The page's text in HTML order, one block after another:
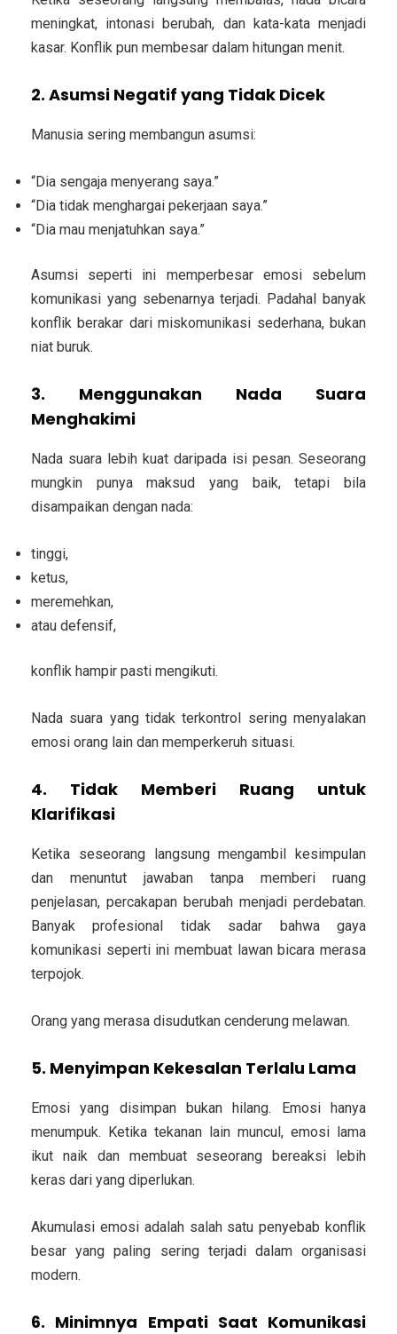
meningkat, intonasi berubah, dan kata-kata menjadi
kasar. Konflik pun membesar dalam hitungan menit.
2. Asumsi Negatif yang Tidak Dicek
Manusia sering membangun asumsi:
“Dia sengaja menyerang saya.”
“Dia tidak menghargai pekerjaan saya.”
“Dia mau menjatuhkan saya.”
Asumsi seperti ini memperbesar emosi sebelum
komunikasi yang sebenarnya terjadi. Padahal banyak
konflik berakar dari miskomunikasi sederhana, bukan
niat buruk.
3. Menggunakan Nada Suara
Menghakimi
Nada suara lebih kuat daripada isi pesan. Seseorang
mungkin punya maksud yang baik, tetapi bila
disampaikan dengan nada:
tinggi,
ketus,
meremehkan,
atau defensif,
konflik hampir pasti mengikuti.
Nada suara yang tidak terkontrol sering menyalakan
emosi orang lain dan memperkeruh situasi.
4. Tidak Memberi Ruang untuk
Klarifikasi
Ketika seseorang langsung mengambil kesimpulan
dan menuntut jawaban tanpa memberi ruang
penjelasan, percakapan berubah menjadi perdebatan.
Banyak profesional tidak sadar bahwa gaya
komunikasi seperti ini membuat lawan bicara merasa
terpojok.
Orang yang merasa disudutkan cenderung melawan.
5. Menyimpan Kekesalan Terlalu Lama
Emosi yang disimpan bukan hilang. Emosi hanya
menumpuk. Ketika tekanan lain muncul, emosi lama
ikut naik dan membuat seseorang bereaksi lebih
keras dari yang diperlukan.
Akumulasi emosi adalah salah satu penyebab konflik
besar yang paling sering terjadi dalam organisasi
modern.
6. Minimnya Empati Saat Komunikasi